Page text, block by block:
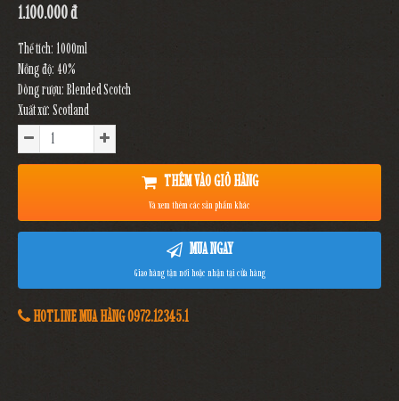
1.100.000 đ
Thể tích: 1000ml
Nồng độ: 40%
Dòng rượu: Blended Scotch
Xuất xứ: Scotland
THÊM VÀO GIỎ HÀNG
Và xem thêm các sản phẩm khác
MUA NGAY
Giao hàng tận nơi hoặc nhận tại cửa hàng
HOTLINE MUA HÀNG 0972.12345.1